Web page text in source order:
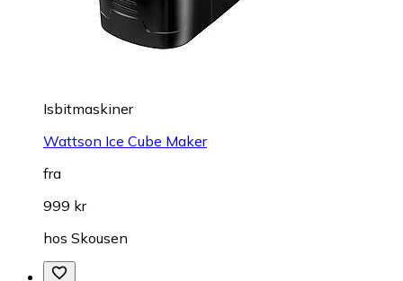
Isbitmaskiner
Wattson Ice Cube Maker
fra
999 kr
hos Skousen